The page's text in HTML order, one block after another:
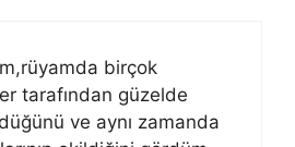
birçok
tarafından güzelde
ve aynı zamanda